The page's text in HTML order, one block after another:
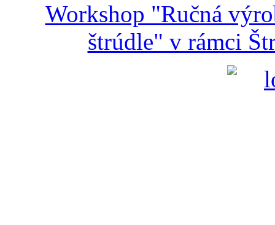
Workshop "Ručná
štrúdle" v rámci